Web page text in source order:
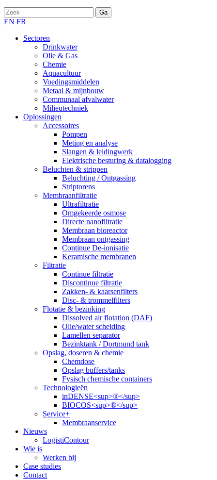
EN FR
Sectoren
Drinkwater
Olie & Gas
Chemie
Aquacultuur
Voedingsmiddelen
Metaal & mijnbouw
Communaal afvalwater
Milieutechniek
Oplossingen
Accessoires
Pompen
Meting en analyse
Slangen & leidingwerk
Elektrische besturing & datalogging
Beluchten & strippen
Beluchting / Ontgassing
Striptorens
Membraanfiltratie
Ultrafiltratie
Omgekeerde osmose
Directe nanofiltratie
Membraan bioreactor
Membraan ontgassing
Continue De-ionisatie
Keramische membranen
Filtratie
Continue filtratie
Discontinue filtratie
Zakken- & kaarsenfilters
Disc- & trommelfilters
Flotatie & bezinking
Dissolved air flotation (DAF)
Olie/water scheiding
Lamellen separator
Bezinktank / Dortmund tank
Opslag, doseren & chemie
Chemdose
Opslag buffers/tanks
Fysisch chemische containers
Technologieën
inDENSE<sup>®</sup>
BIOCOS<sup>®</sup>
Service+
Membraanservice
Nieuws
LogistiContour
Wie is
Werken bij
Case studies
Contact